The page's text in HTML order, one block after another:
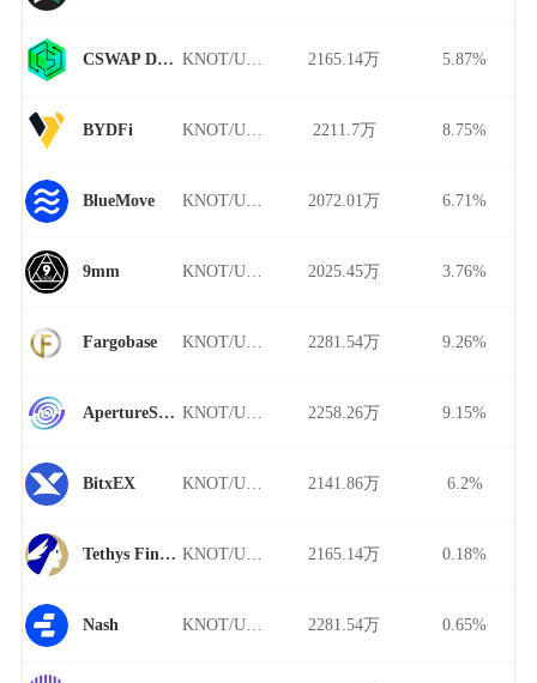
CSWAP DEX 2165.14万 5.87%
BYDFi 2211.7万 8.75%
BlueMove 2072.01万 6.71%
9mm 2025.45万 3.76%
Fargobase 2281.54万 9.26%
ApertureSwap 2258.26万 9.15%
BitxEX 2141.86万 6.2%
Tethys Finance 2165.14万 0.18%
Nash 2281.54万 0.65%